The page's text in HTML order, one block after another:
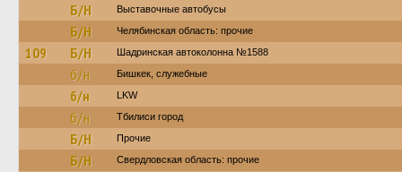
Б/Н Выставочные автобусы
Б/Н Челябинская область: прочие
109 Б/Н Шадринская автоколонна №1588
б/н Бишкек, служебные
б/н LKW
б/н Тбилиси город
Б/Н Прочие
Б/Н Свердловская область: прочие